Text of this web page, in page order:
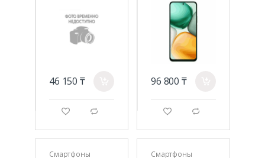
46 150 ₸
g d
96 800 ₸
g d
Смартфоны
Смартфоны